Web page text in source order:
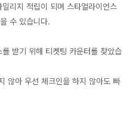
리지 적립이 되며 스타얼라이언스
수 있습니다.
받기 위해 티켓팅 카운터를 찾았습
않아 우선 체크인을 하지 않아도 빠